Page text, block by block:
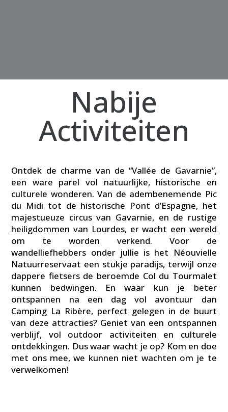
Nabije
Activiteiten
Ontdek de charme van de “Vallée de Gavarnie”,
een ware parel vol natuurlijke, historische en
culturele wonderen. Van de adembenemende Pic
du Midi tot de historische Pont d’Espagne, het
majestueuze circus van Gavarnie, en de rustige
heiligdommen van Lourdes, er wacht een wereld
om te worden verkend. Voor de
wandelliefhebbers onder jullie is het Néouvielle
Natuurreservaat een stukje paradijs, terwijl onze
dappere fietsers de beroemde Col du Tourmalet
kunnen bedwingen. En waar kun je beter
ontspannen na een dag vol avontuur dan
Camping La Ribère, perfect gelegen in de buurt
van deze attracties? Geniet van een ontspannen
verblijf, vol outdoor activiteiten en culturele
ontdekkingen. Dus waar wacht je op? Kom en doe
met ons mee, we kunnen niet wachten om je te
verwelkomen!